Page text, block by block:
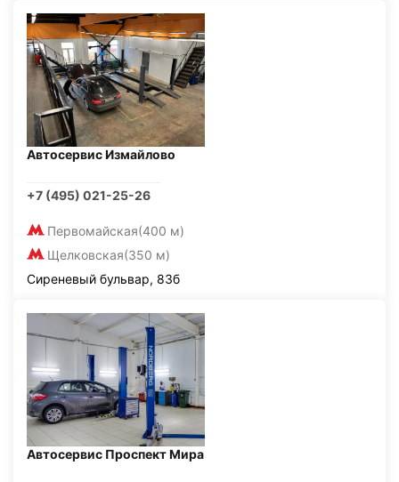
Автосервис Измайлово
+7 (495) 021-25-26
Первомайская(400 м)
Щелковская(350 м)
Сиреневый бульвар, 83б
Автосервис Проспект Мира